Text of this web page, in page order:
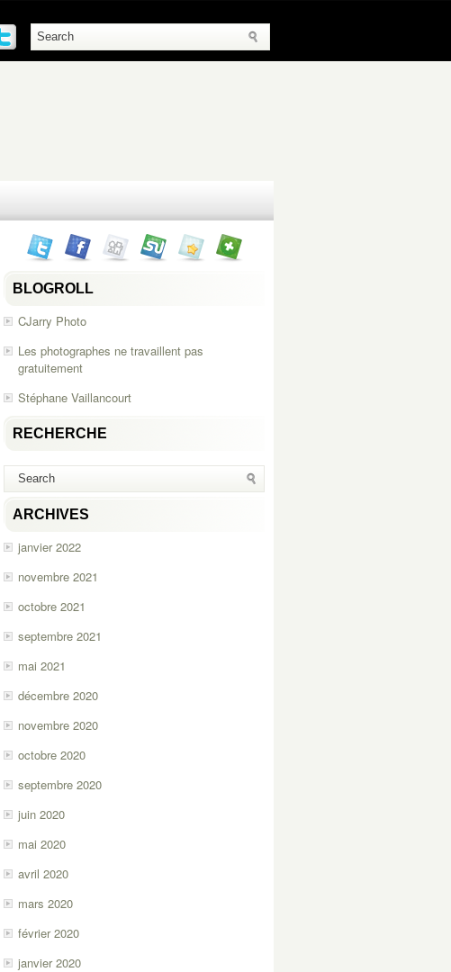
BLOGROLL
CJarry Photo
Les photographes ne travaillent pas
gratuitement
Stéphane Vaillancourt
RECHERCHE
ARCHIVES
janvier 2022
novembre 2021
octobre 2021
septembre 2021
mai 2021
décembre 2020
novembre 2020
octobre 2020
septembre 2020
juin 2020
mai 2020
avril 2020
mars 2020
février 2020
janvier 2020